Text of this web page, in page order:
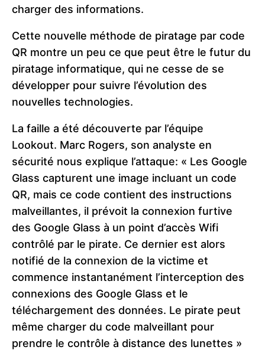
charger des informations.
Cette nouvelle méthode de piratage par code
QR montre un peu ce que peut être le futur du
piratage informatique, qui ne cesse de se
développer pour suivre l’évolution des
nouvelles technologies.
La faille a été découverte par l’équipe
Lookout. Marc Rogers, son analyste en
sécurité nous explique l’attaque: « Les Google
Glass capturent une image incluant un code
QR, mais ce code contient des instructions
malveillantes, il prévoit la connexion furtive
des Google Glass à un point d’accès Wifi
contrôlé par le pirate. Ce dernier est alors
notifié de la connexion de la victime et
commence instantanément l’interception des
connexions des Google Glass et le
téléchargement des données. Le pirate peut
même charger du code malveillant pour
prendre le contrôle à distance des lunettes »